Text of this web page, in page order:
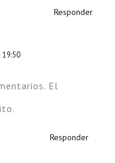
Responder
19:50
El
Responder